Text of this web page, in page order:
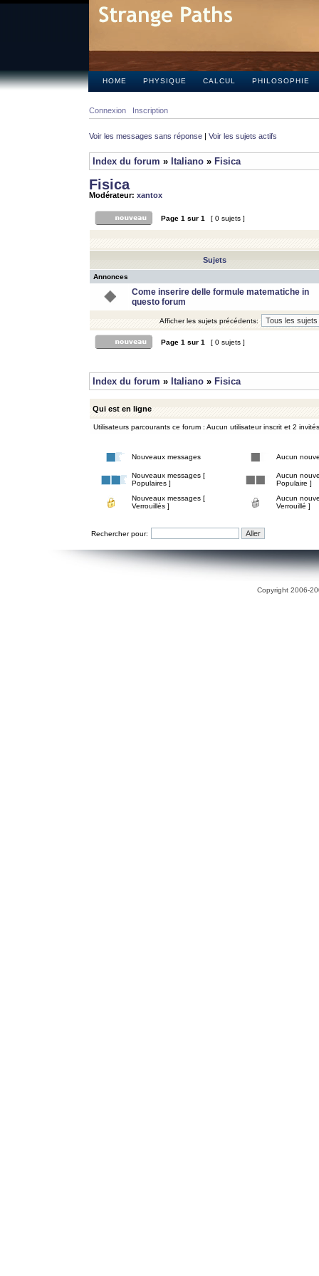
HOME PHYSIQUE CALCUL PHILOSOPHIE
Connexion Inscription
Voir les messages sans réponse | Voir les sujets actifs
Index du forum » Italiano » Fisica
Fisica
Modérateur: xantox
Page 1 sur 1 [ 0 sujets ]
Sujets
Annonces
Come inserire delle formule matematiche in
questo forum
Afficher les sujets précédents:
Page 1 sur 1 [ 0 sujets ]
Index du forum » Italiano » Fisica
Qui est en ligne
Utilisateurs parcourants ce forum : Aucun utilisateur inscrit et 2 invités
Nouveaux messages Aucun
Nouveaux messages [
Populaires ]
Aucun
Populaire ]
Nouveaux messages [
Verrouillés ]
Aucun
Verrouillé ]
Rechercher pour:
Copyright 2006-